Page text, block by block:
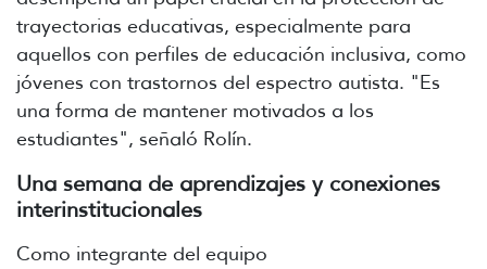
trayectorias educativas, especialmente para
aquellos con perfiles de educación inclusiva, como
jóvenes con trastornos del espectro autista. "Es
una forma de mantener motivados a los
estudiantes", señaló Rolín.
Una semana de aprendizajes y conexiones
interinstitucionales
Como integrante del equipo